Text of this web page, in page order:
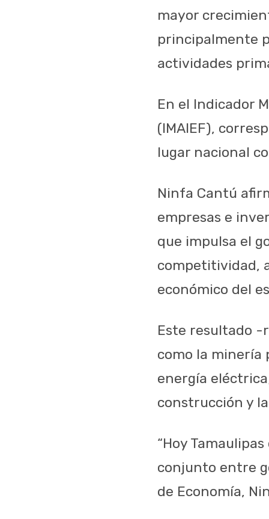
mayor
principalmente
actividades
En el Indicador
(IMAIEF),
lugar nacional
Ninfa Cantú
empresas e
que impulsa el
competitividad,
económico del
Este resultado -
como la minería
energía
construcción y
“Hoy
conjunto entre
de Economía,